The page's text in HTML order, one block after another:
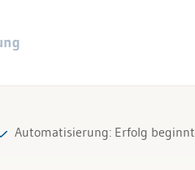
Automatisierung: Erfolg